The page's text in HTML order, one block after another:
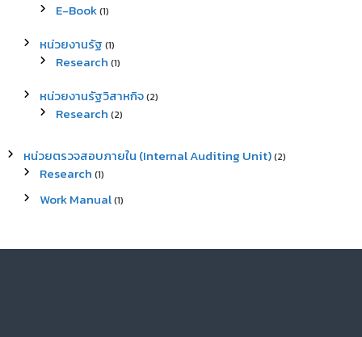
E-Book(1)
หน่วยงานรัฐ (1)
Research (1)
หน่วยงานรัฐวิสาหกิจ(2)
Research (2)
หน่วยตรวจสอบภายใน (Internal Auditing Unit)(2)
Research (1)
Work Manual(1)